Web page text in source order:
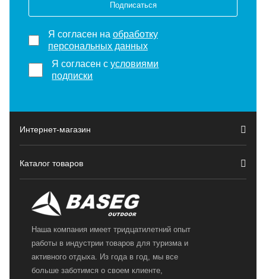
Подписаться
Я согласен на обработку
персональных данных
Я согласен сусловиями
подписки
Интернет-магазин
Каталог товаров
Наша компания имеет тридцатилетний опыт
работы в индустрии товаров для туризма и
активного отдыха. Из года в год, мы все
больше заботимся о своем клиенте,